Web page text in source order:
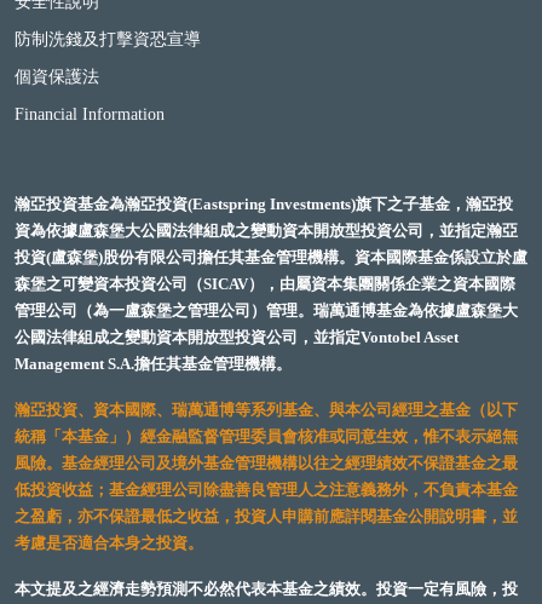
防制洗錢及打擊資恐宣導
個資保護法
Financial Information
瀚亞投資基金為瀚亞投資(Eastspring Investments)旗下之子基金，瀚亞投
資為依據盧森堡大公國法律組成之變動資本開放型投資公司，並指定瀚亞
投資(盧森堡)股份有限公司擔任其基金管理機構。資本國際基金係設立於盧
森堡之可變資本投資公司（SICAV），由屬資本集團關係企業之資本國際
管理公司（為一盧森堡之管理公司）管理。瑞萬通博基金為依據盧森堡大
公國法律組成之變動資本開放型投資公司，並指定Vontobel Asset
Management S.A.擔任其基金管理機構。
瀚亞投資、資本國際、瑞萬通博等系列基金、與本公司經理之基金（以下
統稱「本基金」）經金融監督管理委員會核准或同意生效，惟不表示絕無
風險。基金經理公司及境外基金管理機構以往之經理績效不保證基金之最
低投資收益；基金經理公司除盡善良管理人之注意義務外，不負責本基金
之盈虧，亦不保證最低之收益，投資人申購前應詳閱基金公開說明書，並
考慮是否適合本身之投資。
本文提及之經濟走勢預測不必然代表本基金之績效。投資一定有風險，投